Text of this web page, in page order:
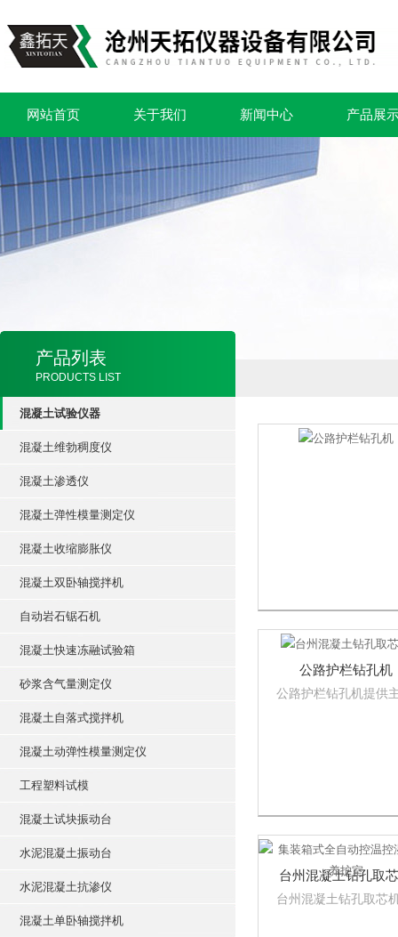
网站首页 关于我们 新闻中心 产品展
产品列表
PRODUCTS LIST
混凝土试验仪器
混凝土维勃稠度仪
混凝土渗透仪
混凝土弹性模量测定仪
混凝土收缩膨胀仪
混凝土双卧轴搅拌机
自动岩石锯石机
混凝土快速冻融试验箱
砂浆含气量测定仪
混凝土自落式搅拌机
混凝土动弹性模量测定仪
工程塑料试模
混凝土试块振动台
水泥混凝土振动台
水泥混凝土抗渗仪
混凝土单卧轴搅拌机
公路护栏钻孔机
公路护栏钻孔机提供
对钻取物不发生意外
坏，是Z理想的公路
设备。
台州混凝土钻孔取
台州混凝土钻孔取芯